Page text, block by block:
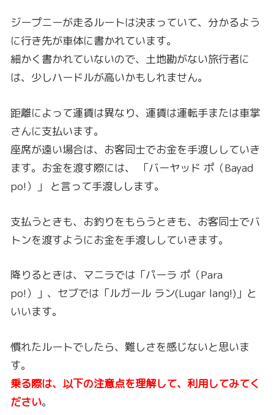
ジープニーが走るルートは決まっていて、分かるよう
に行き先が車体に書かれています。
細かく書かれていないので、土地勘がない旅行者に
は、少しハードルが高いかもしれません。
距離によって運賃は異なり、運賃は運転手または車掌
さんに支払います。
座席が遠い場合は、お客同士でお金を手渡ししていき
ます。お金を渡す際には、 「バーヤッド ポ（Bayad
po!）」 と言って手渡しします。
支払うときも、お釣りをもらうときも、お客同士でバ
トンを渡すようにお金を手渡ししていきます。
降りるときは、マニラでは「パーラ ポ（Para
po!）」、セブでは「ルガール ラン(Lugar lang!)」と
いいます。
慣れたルートでしたら、難しさを感じないと思いま
す。
乗る際は、以下の注意点を理解して、利用してみてく
ださい。